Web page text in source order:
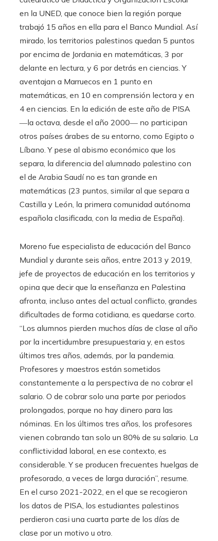
en la UNED, que conoce bien la región porque
trabajó 15 años en ella para el Banco Mundial. Así
mirado, los territorios palestinos quedan 5 puntos
por encima de Jordania en matemáticas, 3 por
delante en lectura, y 6 por detrás en ciencias. Y
aventajan a Marruecos en 1 punto en
matemáticas, en 10 en comprensión lectora y en
4 en ciencias. En la edición de este año de PISA
―la octava, desde el año 2000― no participan
otros países árabes de su entorno, como Egipto o
Líbano. Y pese al abismo económico que los
separa, la diferencia del alumnado palestino con
el de Arabia Saudí no es tan grande en
matemáticas (23 puntos, similar al que separa a
Castilla y León, la primera comunidad autónoma
española clasificada, con la media de España).
Moreno fue especialista de educación del Banco
Mundial y durante seis años, entre 2013 y 2019,
jefe de proyectos de educación en los territorios y
opina que decir que la enseñanza en Palestina
afronta, incluso antes del actual conflicto, grandes
dificultades de forma cotidiana, es quedarse corto.
“Los alumnos pierden muchos días de clase al año
por la incertidumbre presupuestaria y, en estos
últimos tres años, además, por la pandemia.
Profesores y maestros están sometidos
constantemente a la perspectiva de no cobrar el
salario. O de cobrar solo una parte por periodos
prolongados, porque no hay dinero para las
nóminas. En los últimos tres años, los profesores
vienen cobrando tan solo un 80% de su salario. La
conflictividad laboral, en ese contexto, es
considerable. Y se producen frecuentes huelgas de
profesorado, a veces de larga duración”, resume.
En el curso 2021-2022, en el que se recogieron
los datos de PISA, los estudiantes palestinos
perdieron casi una cuarta parte de los días de
clase por un motivo u otro.